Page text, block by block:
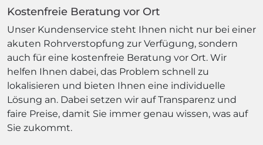
Kostenfreie Beratung vor Ort
Unser Kundenservice steht Ihnen nicht nur bei einer
akuten Rohrverstopfung zur Verfügung, sondern
auch für eine kostenfreie Beratung vor Ort. Wir
helfen Ihnen dabei, das Problem schnell zu
lokalisieren und bieten Ihnen eine individuelle
Lösung an. Dabei setzen wir auf Transparenz und
faire Preise, damit Sie immer genau wissen, was auf
Sie zukommt.